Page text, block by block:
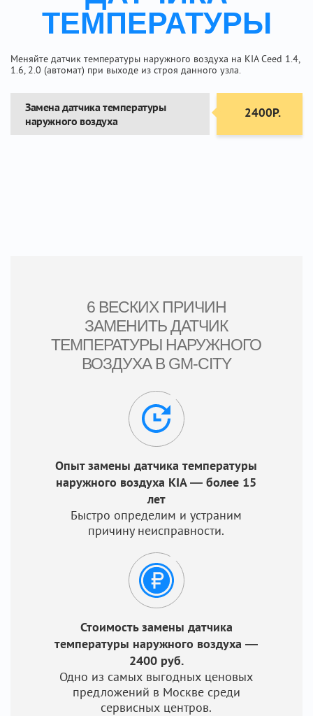
ТЕМПЕРАТУРЫ
Меняйте датчик температуры наружного воздуха на KIA Ceed 1.4,
1.6, 2.0 (автомат) при выходе из строя данного узла.
Замена датчика температуры
наружного воздуха
2400Р.
6 ВЕСКИХ ПРИЧИН
ЗАМЕНИТЬ ДАТЧИК
ТЕМПЕРАТУРЫ НАРУЖНОГО
ВОЗДУХА В GM-CITY
Опыт замены датчика температуры
наружного воздуха KIA — более 15
лет
Быстро определим и устраним
причину неисправности.
Стоимость замены датчика
температуры наружного воздуха —
2400 руб.
Одно из самых выгодных ценовых
предложений в Москве среди
сервисных центров.